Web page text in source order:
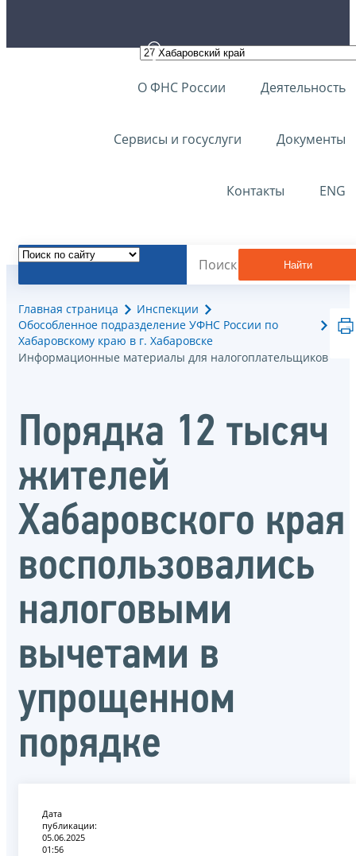
О ФНС России Деятельность
Сервисы и госуслуги Документы
Контакты ENG
Найти
Главная страница
Инспекции
Обособленное подразделение УФНС России по
Хабаровскому краю в г. Хабаровске
Информационные материалы для налогоплательщиков
Порядка 12 тысяч
жителей
Хабаровского края
воспользовались
налоговыми
вычетами в
упрощенном
порядке
Дата
публикации:
05.06.2025
01:56